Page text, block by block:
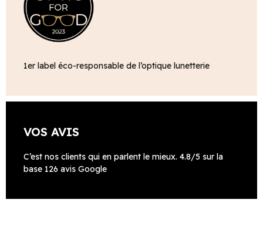
1er label éco-responsable de l’optique lunetterie
VOS AVIS
C’est nos clients qui en parlent le mieux. 4.8/5 sur la
base 126 avis Google